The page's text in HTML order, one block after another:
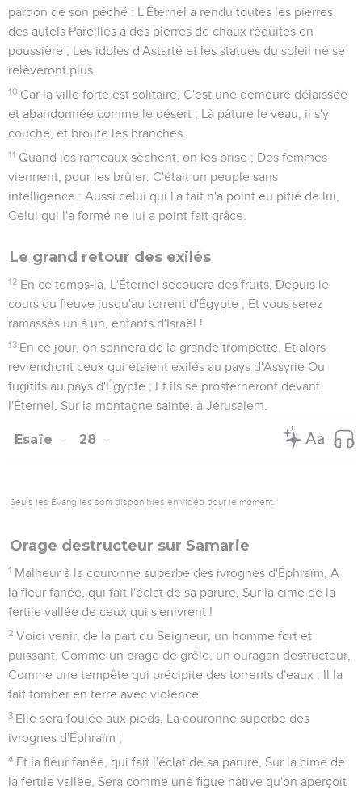
pardon de son péché : L'Éternel a rendu toutes les pierres
des autels Pareilles à des pierres de chaux réduites en
poussière ; Les idoles d'Astarté et les statues du soleil ne se
relèveront plus.
10 Car la ville forte est solitaire, C'est une demeure délaissée
et abandonnée comme le désert ; Là pâture le veau, il s'y
couche, et broute les branches.
11 Quand les rameaux sèchent, on les brise ; Des femmes
viennent, pour les brûler. C'était un peuple sans
intelligence : Aussi celui qui l'a fait n'a point eu pitié de lui,
Celui qui l'a formé ne lui a point fait grâce.
Le grand retour des exilés
12 En ce temps-là, L'Éternel secouera des fruits, Depuis le
cours du fleuve jusqu'au torrent d'Égypte ; Et vous serez
ramassés un à un, enfants d'Israël !
13 En ce jour, on sonnera de la grande trompette, Et alors
reviendront ceux qui étaient exilés au pays d'Assyrie Ou
fugitifs au pays d'Égypte ; Et ils se prosterneront devant
l'Éternel, Sur la montagne sainte, à Jérusalem.
Esaïe 28
Seuls les Évangiles sont disponibles en vidéo pour le moment.
Orage destructeur sur Samarie
1 Malheur à la couronne superbe des ivrognes d'Éphraïm, A
la fleur fanée, qui fait l'éclat de sa parure, Sur la cime de la
fertile vallée de ceux qui s'enivrent !
2 Voici venir, de la part du Seigneur, un homme fort et
puissant, Comme un orage de grêle, un ouragan destructeur,
Comme une tempête qui précipite des torrents d'eaux : Il la
fait tomber en terre avec violence.
3 Elle sera foulée aux pieds, La couronne superbe des
ivrognes d'Éphraïm ;
4 Et la fleur fanée, qui fait l'éclat de sa parure, Sur la cime de
la fertile vallée, Sera comme une figue hâtive qu'on aperçoit